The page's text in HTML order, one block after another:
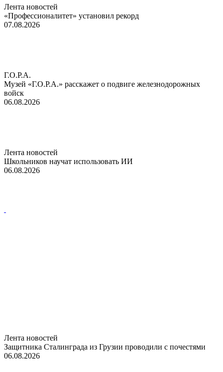
Лента новостей
«Профессионалитет» установил рекорд
07.08.2026
Г.О.Р.А.
Музей «Г.О.Р.А.» расскажет о подвиге железнодорожных
войск
06.08.2026
Лента новостей
Школьников научат использовать ИИ
06.08.2026
Лента новостей
Защитника Сталинграда из Грузии проводили с почестями
06.08.2026